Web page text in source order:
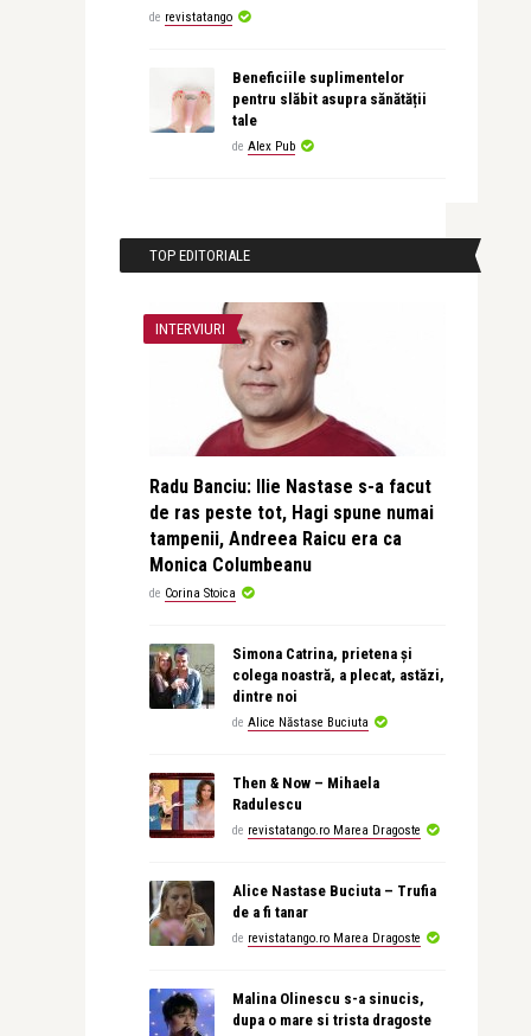
de revistatango
Beneficiile suplimentelor
pentru slăbit asupra sănătății
tale
de Alex Pub
TOP EDITORIALE
INTERVIURI
Radu Banciu: Ilie Nastase s-a facut
de ras peste tot, Hagi spune numai
tampenii, Andreea Raicu era ca
Monica Columbeanu
de Corina Stoica
Simona Catrina, prietena și
colega noastră, a plecat, astăzi,
dintre noi
de Alice Năstase Buciuta
Then & Now – Mihaela
Radulescu
de revistatango.ro Marea Dragoste
Alice Nastase Buciuta – Trufia
de a fi tanar
de revistatango.ro Marea Dragoste
Malina Olinescu s-a sinucis,
dupa o mare si trista dragoste